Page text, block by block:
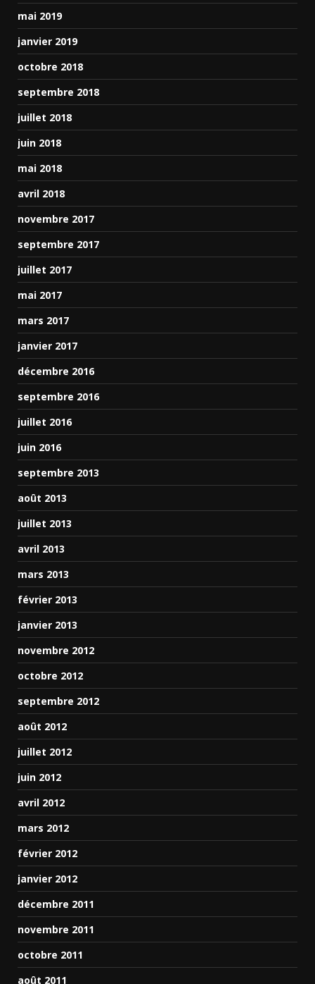
mai 2019
janvier 2019
octobre 2018
septembre 2018
juillet 2018
juin 2018
mai 2018
avril 2018
novembre 2017
septembre 2017
juillet 2017
mai 2017
mars 2017
janvier 2017
décembre 2016
septembre 2016
juillet 2016
juin 2016
septembre 2013
août 2013
juillet 2013
avril 2013
mars 2013
février 2013
janvier 2013
novembre 2012
octobre 2012
septembre 2012
août 2012
juillet 2012
juin 2012
avril 2012
mars 2012
février 2012
janvier 2012
décembre 2011
novembre 2011
octobre 2011
août 2011